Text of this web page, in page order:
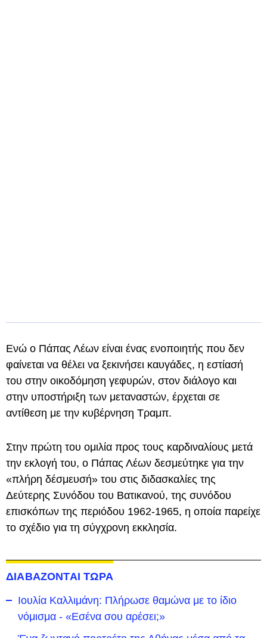
Ενώ ο Πάπας Λέων είναι ένας ενοποιητής που δεν
φαίνεται να θέλει να ξεκινήσει καυγάδες, η εστίασή
του στην οικοδόμηση γεφυρών, στον διάλογο και
στην υποστήριξη των μεταναστών, έρχεται σε
αντίθεση με την κυβέρνηση Τραμπ.
Στην πρώτη του ομιλία προς τους καρδιναλίους μετά
την εκλογή του, ο Πάπας Λέων δεσμεύτηκε για την
«πλήρη δέσμευσή» του στις διδασκαλίες της
Δεύτερης Συνόδου του Βατικανού, της συνόδου
επισκόπων της περιόδου 1962-1965, η οποία παρείχε
το σχέδιο για τη σύγχρονη εκκλησία.
ΔΙΑΒΑΖΟΝΤΑΙ ΤΩΡΑ
Ιουλία Καλλιμάνη: Πλήρωσε θαμώνα με το ίδιο
νόμισμα - «Εσένα σου αρέσει;»